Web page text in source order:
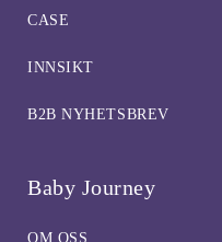
CASE
INNSIKT
B2B NYHETSBREV
Baby Journey
OM OSS